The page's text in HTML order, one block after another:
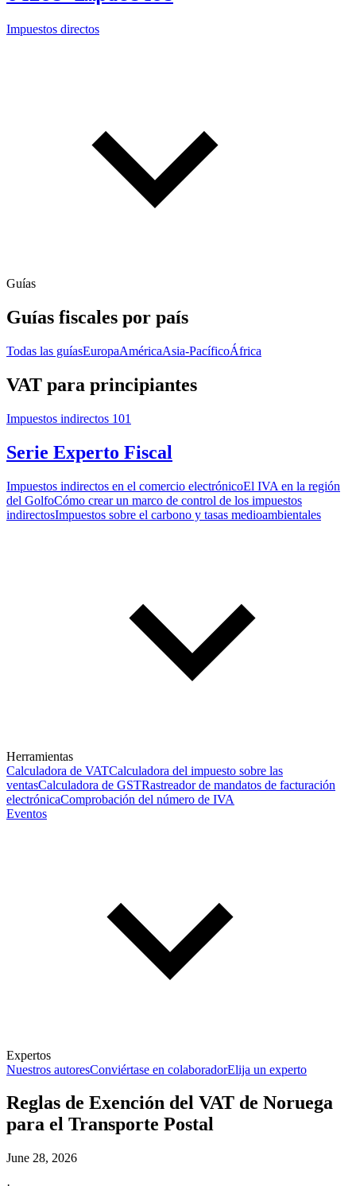
Impuestos directos
Guías
Guías fiscales por país
Todas las guíasEuropaAméricaAsia-PacíficoÁfrica
VAT para principiantes
Impuestos indirectos 101
Serie Experto Fiscal
Impuestos indirectos en el comercio electrónicoEl IVA en la región
del GolfoCómo crear un marco de control de los impuestos
indirectosImpuestos sobre el carbono y tasas medioambientales
Herramientas
Calculadora de VATCalculadora del impuesto sobre las
ventasCalculadora de GSTRastreador de mandatos de facturación
electrónicaComprobación del número de IVA
Eventos
Expertos
Nuestros autoresConviértase en colaboradorElija un experto
Reglas de Exención del VAT de Noruega
para el Transporte Postal
June 28, 2026